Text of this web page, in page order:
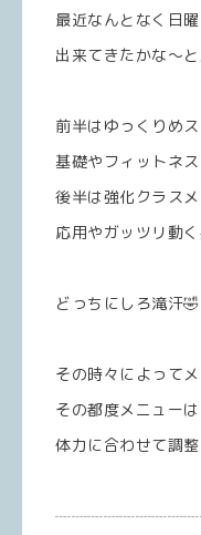
最近なんとなく日
出来てきたかな〜
前半はゆっくりめ
基礎やフィットネ
後半は強化クラス
応用やガッツリ動
どっちにしろ滝汗🤣
その時々によって
その都度メニュー
体力に合わせて調